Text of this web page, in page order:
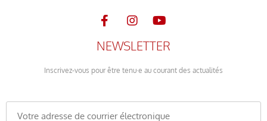
NEWSLETTER
Inscrivez-vous pour être tenu·e au courant des actualités